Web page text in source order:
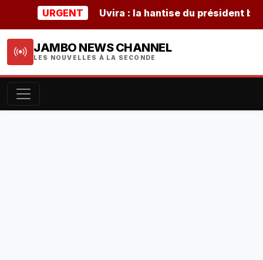
URGENT Uvira : la hantise du président
JAMBO NEWS CHANNEL
LES NOUVELLES À LA SECONDE